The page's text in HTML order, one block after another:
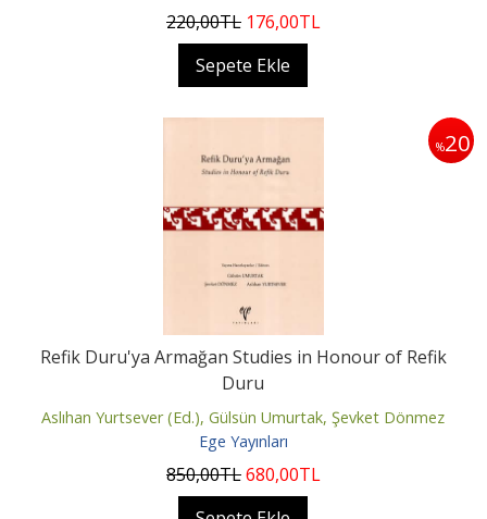
220,00TL 176,00TL
Sepete Ekle
%20
Refik Duru'ya Armağan Studies in Honour of Refik
Duru
Aslıhan Yurtsever (Ed.), Gülsün Umurtak, Şevket Dönmez
Ege Yayınları
850,00TL680,00TL